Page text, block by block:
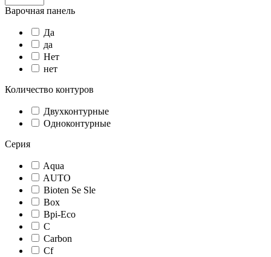
Варочная панель
Да
да
Нет
нет
Количество контуров
Двухконтурные
Одноконтурные
Серия
Aqua
AUTO
Bioten Se Sle
Box
Bpi-Eco
C
Carbon
Cf